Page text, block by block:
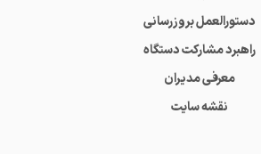
دستورالعمل بروزرسانی
راهبرد مشارکت دستگاه
معرفی مدیران
نقشه سایت